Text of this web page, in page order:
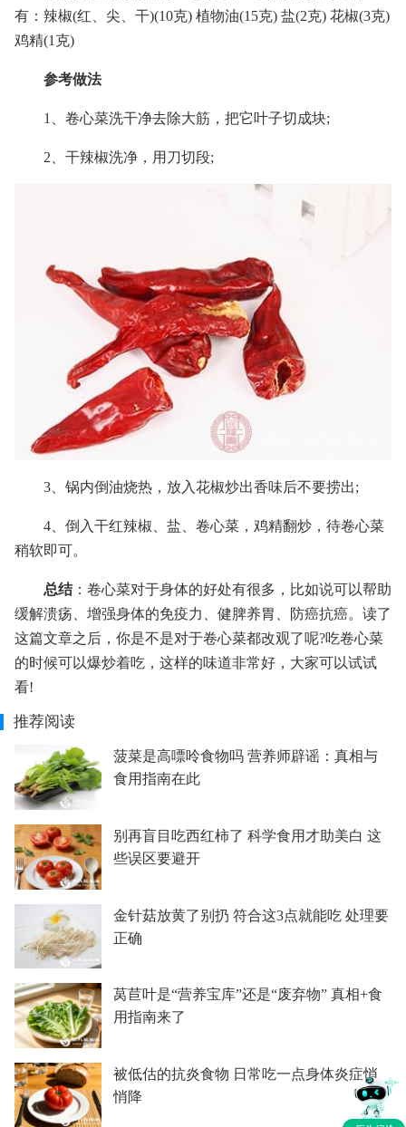
有：辣椒(红、尖、干)(10克) 植物油(15克) 盐(2克) 花椒(3克)
鸡精(1克)
参考做法
1、卷心菜洗干净去除大筋，把它叶子切成块;
2、干辣椒洗净，用刀切段;
3、锅内倒油烧热，放入花椒炒出香味后不要捞出;
4、倒入干红辣椒、盐、卷心菜，鸡精翻炒，待卷心菜
稍软即可。
总结：卷心菜对于身体的好处有很多，比如说可以帮助
缓解溃疡、增强身体的免疫力、健脾养胃、防癌抗癌。读了
这篇文章之后，你是不是对于卷心菜都改观了呢?吃卷心菜
的时候可以爆炒着吃，这样的味道非常好，大家可以试试
看!
推荐阅读
菠菜是高嘌呤食物吗 营养师辟谣：真相与
食用指南在此
别再盲目吃西红柿了 科学食用才助美白 这
些误区要避开
金针菇放黄了别扔 符合这3点就能吃 处理要
正确
莴苣叶是“营养宝库”还是“废弃物” 真相+食
用指南来了
被低估的抗炎食物 日常吃一点身体炎症悄
悄降